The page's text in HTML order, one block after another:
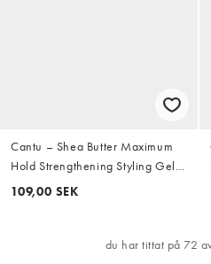
Cantu – Shea Butter Maximum
Hold Strengthening Styling Gel
with Jamaican Black Castor Oil –
109,00 SEK
du har tittat på 72